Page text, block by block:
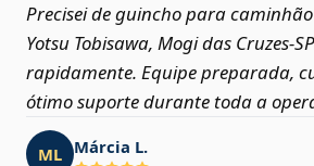
Precisei de guincho para
Yotsu Tobisawa, Mogi das
rapidamente. Equipe preparada,
ótimo suporte durante toda a
ML Márcia L.